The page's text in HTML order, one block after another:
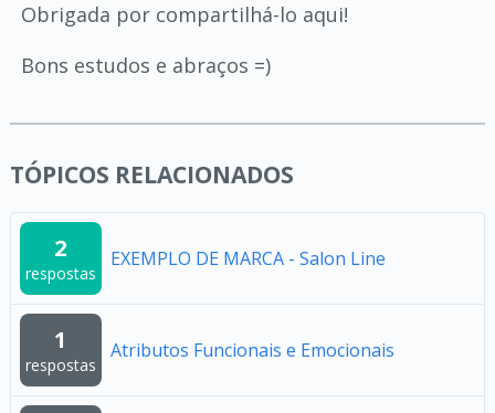
Obrigada por compartilhá-lo aqui!
Bons estudos e abraços =)
TÓPICOS RELACIONADOS
2
respostas
EXEMPLO DE MARCA - Salon Line
1
respostas
Atributos Funcionais e Emocionais